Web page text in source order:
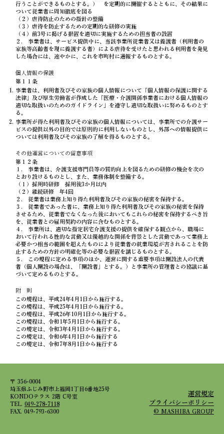
行うことができるものとする。） を定期的に開催するとともに、その結果に
ついて従業者に周知徹底を図る
（２）虐待防止のための指針の整備
（３）虐待を防止するための定期的な研修の実施
（４）前3号に掲げる措置を適切に実施するための担当者の設置
２. 事業者は、サービス提供中に、当該事業所従業者又は養護者（利用者の
家族等高齢者を現に養護する者）による虐待を受けたと思われる利用者を発見
した場合には、速やかに、これを市町村に通報するものとする。
個人情報の保護
第１１条
事業者は、利用者及びその家族の個人情報について「個人情報の保護に関する
法律」及び厚生労働省が作成した「医療・介護関係事業者における個人情報の
適切な取扱いのためのガイドライン」を遵守し適切な取扱いに努めるものとす
る。
事業所が得た利用者及びその家族の個人情報については、事業所での介護サー
ビスの提供以外の目的では原則的に利用しないものとし、外部への情報提供に
ついては利用者及びその家族の了解を得るものとする。
その他運営についての留意事項
第１２条
１. 事業者は、介護支援専門員等の質的向上を図るための研修の機会を次の
とおり設けるものとし、また、業務体制を整備する。
（１）採用時研修 採用後3か月以内
（２）継続研修 年4回
２. 従業者は業務上知り得た利用者及びその家族の秘密を保持する。
３. 従業者であった者に、業務上知り得た利用者及びその家族の秘密を保持
させるため、従業者でなくなった後においてもこれらの秘密を保持するべき旨
を、従業者との雇用契約の内容に含むものとする。
４. 事業所は、適切な指定居宅介護支援の提供を確保する観点から、職場に
おいて行われる性的な言動又は優越的な関係を背景とした言動であって業務上
必要かつ相当の範囲を超えたものにより従業者の就業環境が害されることを防
止するための方針の明確化等の必要な措置を講じるものとする。
５. この規程に定める事項のほか、運営に関する重要事項は開設法人の代表
者（個人開設の場合は、「開設者」とする。）と事業所の管理者との協議に基
づいて定めるものとする。
附 則
この規程は、平成24年4月1日から施行する。
この規程は、平成25年4月1日から施行する。
この規程は、平成26年10月1日から施行する。
この規程は、令和1年5月1日から施行する。
この規定は、令和3年4月1日から施行する。
この規定は、令和6年4月1日から施行する
この規定は、令和7年8月1日から施行する
〒 356-0004
埼玉県ふじみ野市上福岡1丁目6番地25号
KONDOテラス 2階 C号室
TEL. 049-278-7118
FAX. 049-793-6300
​運営規定
プライバシーポリシー
© MASHIBA GROUP